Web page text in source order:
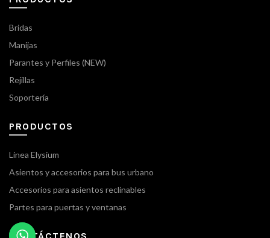
Bridas
Manijas
Parantes y Perfiles (NEW)
Rejillas
Soportería
PRODUCTOS
Linea Elysium
Asientos y accesorios para bus urbano
Accesorios para asientos reclinables
Partes para puertas y ventanas